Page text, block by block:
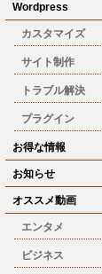
Wordpress
カスタマイズ
サイト制作
トラブル解決
プラグイン
お得な情報
お知らせ
オススメ動画
エンタメ
ビジネス